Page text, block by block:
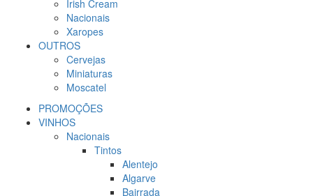
Irish Cream
Nacionais
Xaropes
OUTROS
Cervejas
Miniaturas
Moscatel
PROMOÇÕES
VINHOS
Nacionais
Tintos
Alentejo
Algarve
Bairrada